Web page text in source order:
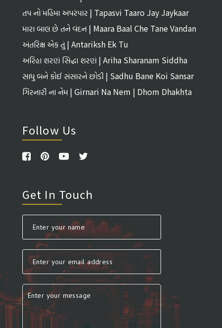
તપ નો મહિમા અપરંપાર | Tapasvi Taaro Jay Jaykaar
મારા બાલ છે તને વંદન | Maara Baal Che Tane Vandan
અંતરિક્ષ એક તું | Antariksh Ek Tu
અરિહા શરણં સિદ્ધા શરણં | Ariha Sharanam Siddha
Sharanam
સાધુ બને કોઈ સંસારને છોડી | Sadhu Bane Koi Sansar
Ne Chhodi
ગિરનારી ના નેમ | Girnari Na Nem | Dhom Dhakhta
Follow Us
Get In Touch